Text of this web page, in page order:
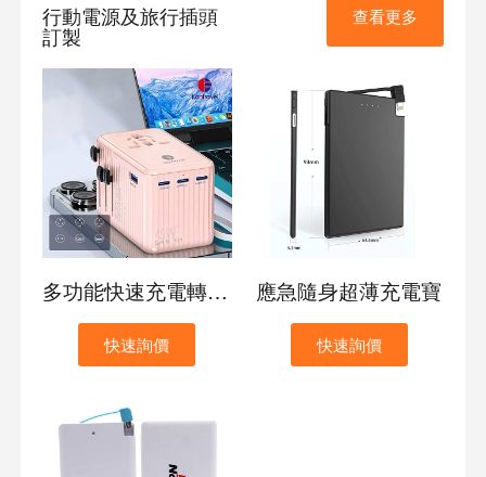
行動電源及旅行插頭
訂製
查看更多
多功能快速充電轉換插座
快速詢價
應急隨身超薄充電寶
快速詢價